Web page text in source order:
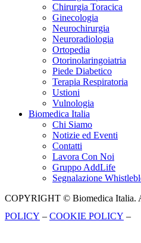
Chirurgia Toracica
Ginecologia
Neurochirurgia
Neuroradiologia
Ortopedia
Otorinolaringoiatria
Piede Diabetico
Terapia Respiratoria
Ustioni
Vulnologia
Biomedica Italia
Chi Siamo
Notizie ed Eventi
Contatti
Lavora Con Noi
Gruppo AddLife
Segnalazione
COPYRIGHT © Biomedica Italia.
POLICY – COOKIE POLICY –